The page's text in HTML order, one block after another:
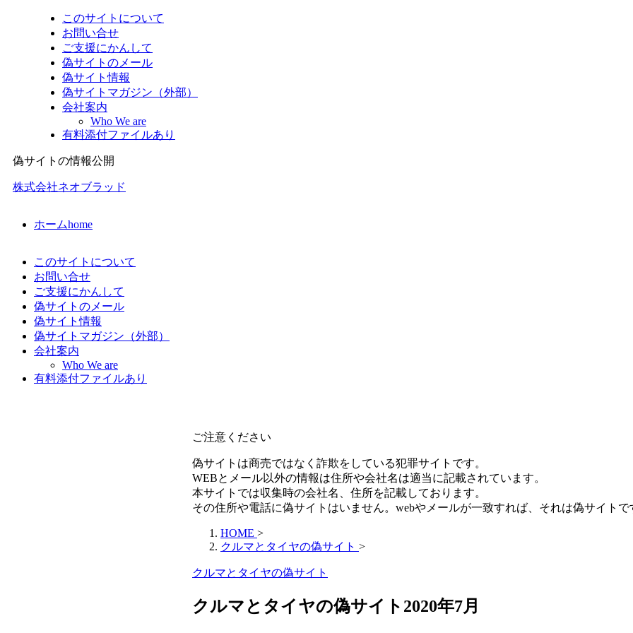
このサイトについて
お問い合せ
ご支援にかんして
偽サイトのメール
偽サイト情報
偽サイトマガジン（外部）
会社案内
Who We are
有料添付ファイルあり
偽サイトの情報公開
株式会社ネオブラッド
ホームhome
このサイトについて
お問い合せ
ご支援にかんして
偽サイトのメール
偽サイト情報
偽サイトマガジン（外部）
会社案内
Who We are
有料添付ファイルあり
ご注意ください
偽サイトは商売ではなく詐欺をしている犯罪サイトです。
WEBとメール以外の情報は住所や会社名は適当に記載されています。
本サイトでは収集時の会社名、住所を記載しております。
その住所や電話に偽サイトはいません。webやメールが一致すれば、それは偽サイトで
HOME >
クルマとタイヤの偽サイト >
クルマとタイヤの偽サイト
クルマとタイヤの偽サイト2020年7月